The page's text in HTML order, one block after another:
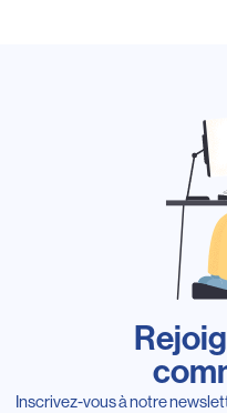
Inscrivez-vous à notre